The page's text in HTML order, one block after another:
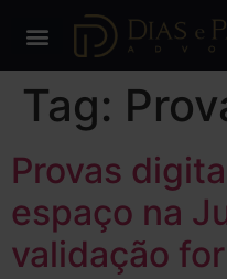
Tag:
Provas
espaço na
validação